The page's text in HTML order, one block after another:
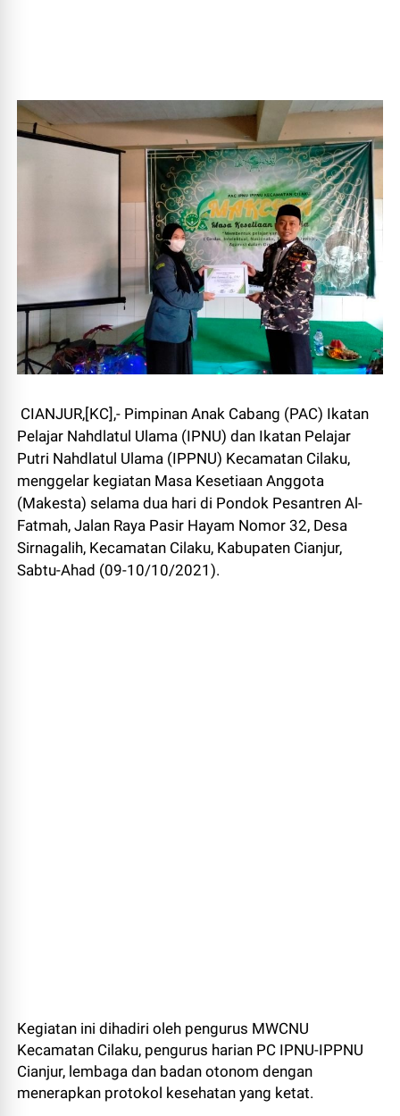
CIANJUR,[KC],- Pimpinan Anak Cabang (PAC) Ikatan
Pelajar Nahdlatul Ulama (IPNU) dan Ikatan Pelajar
Putri Nahdlatul Ulama (IPPNU) Kecamatan Cilaku,
menggelar kegiatan Masa Kesetiaan Anggota
(Makesta) selama dua hari di Pondok Pesantren Al-
Fatmah, Jalan Raya Pasir Hayam Nomor 32, Desa
Sirnagalih, Kecamatan Cilaku, Kabupaten Cianjur,
Sabtu-Ahad (09-10/10/2021).
Kegiatan ini dihadiri oleh pengurus MWCNU
Kecamatan Cilaku, pengurus harian PC IPNU-IPPNU
Cianjur, lembaga dan badan otonom dengan
menerapkan protokol kesehatan yang ketat.